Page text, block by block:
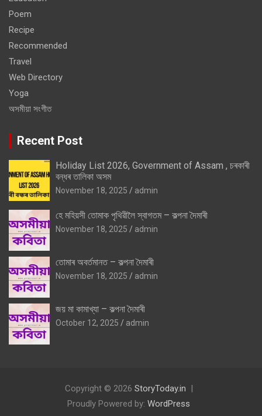
Poem
Recipe
Recommended
Travel
Web Directory
Yoga
অসমীয়া সংগীত
Recent Post
Holiday List 2026, Government of Assam , চৰকাৰী
বন্ধৰ তালিকা অসম
November 18, 2025 admin
হে মহিয়সী তোমাক পৃথিৱীলৈ স্বাগতম – কল্পনা দৈমাৰী
November 18, 2025 admin
তোমাৰ অবৰ্তমানত – কল্পনা দৈমাৰী
November 18, 2025 admin
জয় মা কামাখ্যা – কল্পনা দৈমাৰী
October 12, 2025 admin
Copyright © 2026 StoryToday.in
Proudly Powered by: WordPress